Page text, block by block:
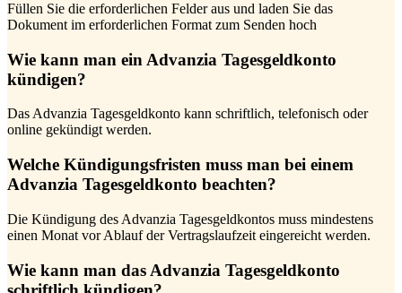
Füllen Sie die erforderlichen Felder aus und laden Sie das
Dokument im erforderlichen Format zum Senden hoch
Wie kann man ein Advanzia Tagesgeldkonto
kündigen?
Das Advanzia Tagesgeldkonto kann schriftlich, telefonisch oder
online gekündigt werden.
Welche Kündigungsfristen muss man bei einem
Advanzia Tagesgeldkonto beachten?
Die Kündigung des Advanzia Tagesgeldkontos muss mindestens
einen Monat vor Ablauf der Vertragslaufzeit eingereicht werden.
Wie kann man das Advanzia Tagesgeldkonto